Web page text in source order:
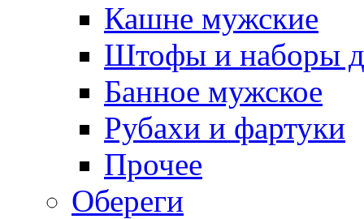
Кашне мужские
Штофы и наборы
Банное мужское
Рубахи и фартуки
Прочее
Обереги